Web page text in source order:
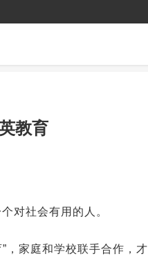
教育
对社会有用的人。
，家庭和学校联手合作，才